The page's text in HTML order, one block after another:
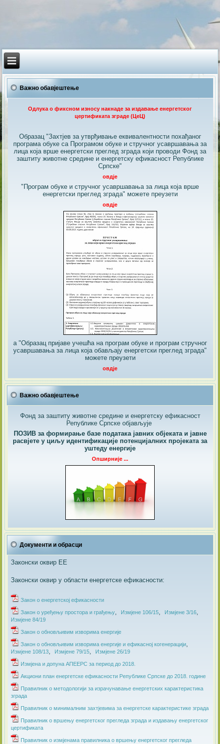
Важно обавјештење
Одлука о фиксном износу накнаде за издавање енергетског
цертификата зграде (ЦеЦ)
Образац "Захтјев за утврђивање еквивалентности похађаног
програма обуке са Програмом обуке и стручног усавршавања за
лица која врше енергетски преглед зграда који проводи Фонд за
заштиту животне средине и енергетску ефикасност Републике
Српске"
овдје
"Програм обуке и стручног усавршавања за лица која врше
енергетски преглед зграда" можете преузети
овдје
а "Образац пријаве учешћа на програм обуке и програм стручног
усавршавања за лица која обављају енергетски преглед зграда"
можете преузети
овдје
Важно обавјештење
Фонд за заштиту животне средине и енергетску ефикасност
Републике Српске објављује
ПОЗИВ за формирање базе података јавних објеката и јавне
расвјете у циљу идентификације потенцијалних пројеката за
уштеду енергије
Опширније ...
Документи и обрасци
Законски оквир ЕЕ
Законски оквир у области енергетске ефикасности:
Закон о енергетској ефикасности
Закон о уређењу простора и грађењу, Измјене 106/15, Измјене 3/16,
Измјене 84/19
​Закон о обновљивим изворима енергије
​Закон о обновљивим изворима енергије и ефикасној когенерацији,
Измјене 108/13, Измјене 79/15, Измјене 26/19
Измјена и допуна АПЕЕРС за период до 2018.
Акциони план енергетске ефикасности Републике Српске до 2018. године
Правилник о методологији за израчунавање енергетских карактеристика
зграда
Правилник о минималним захтјевима за енергетске карактеристике зграда
Правилник о вршењу енергетског прегледа зграда и издавању енергетског
цертификата
Правилник о измјенама правилника о вршењу енергетског прегледа